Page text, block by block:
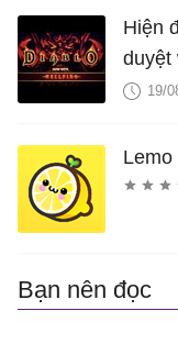
Hiện
duyệt
19/
Lemo
Bạn nên đọc